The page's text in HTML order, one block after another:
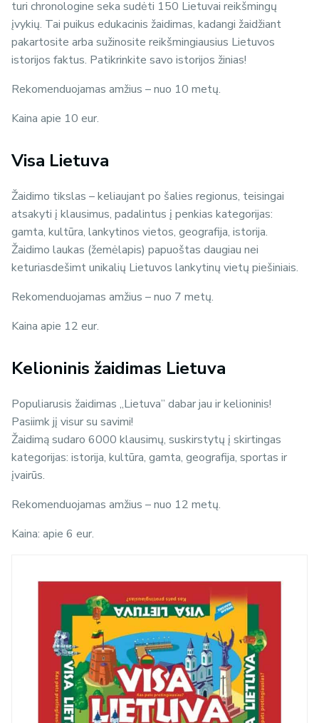
turi chronologine seka sudėti 150 Lietuvai reikšmingų
įvykių. Tai puikus edukacinis žaidimas, kadangi žaidžiant
pakartosite arba sužinosite reikšmingiausius Lietuvos
istorijos faktus. Patikrinkite savo istorijos žinias!
Rekomenduojamas amžius – nuo 10 metų.
Kaina apie 10 eur.
Visa Lietuva
Žaidimo tikslas – keliaujant po šalies regionus, teisingai
atsakyti į klausimus, padalintus į penkias kategorijas:
gamta, kultūra, lankytinos vietos, geografija, istorija.
Žaidimo laukas (žemėlapis) papuoštas daugiau nei
keturiasdešimt unikalių Lietuvos lankytinų vietų piešiniais.
Rekomenduojamas amžius – nuo 7 metų.
Kaina apie 12 eur.
Kelioninis žaidimas Lietuva
Populiarusis žaidimas „Lietuva” dabar jau ir kelioninis!
Pasiimk jį visur su savimi!
Žaidimą sudaro 6000 klausimų, suskirstytų į skirtingas
kategorijas: istorija, kultūra, gamta, geografija, sportas ir
įvairūs.
Rekomenduojamas amžius – nuo 12 metų.
Kaina: apie 6 eur.